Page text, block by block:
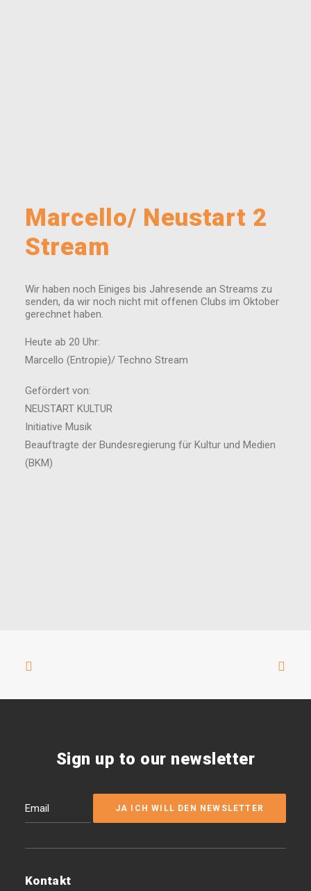
Marcello/ Neustart 2
Stream
Wir haben noch Einiges bis Jahresende an Streams zu
senden, da wir noch nicht mit offenen Clubs im Oktober
gerechnet haben.
Heute ab 20 Uhr:
Marcello (Entropie)/ Techno Stream
Gefördert von:
NEUSTART KULTUR
Initiative Musik
Beauftragte der Bundesregierung für Kultur und Medien
(BKM)
Sign up to our newsletter
Kontakt